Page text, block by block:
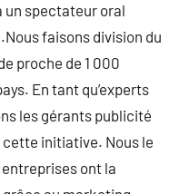
un spectateur oral
faisons division du
proche de 1 000
En tant qu’experts
les gérants publicité
initiative. Nous le
ont la